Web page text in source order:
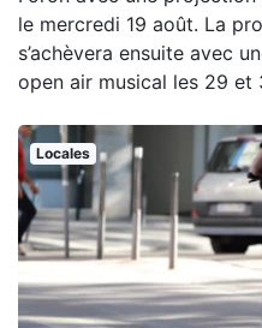
le mercredi 19 août. La
s’achèvera ensuite avec
open air musical les 29 et
Locales